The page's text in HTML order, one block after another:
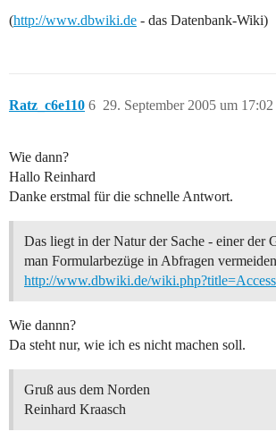
(http://www.dbwiki.de - das Datenbank-Wiki)
Ratz_c6e110 29. September 2005 um 17:02
6
Wie dann?
Hallo Reinhard
Danke erstmal für die schnelle Antwort.
Das liegt in der Natur der Sache - einer der
man Formularbezüge in Abfragen
http://www.dbwiki.de/
Wie dannn?
Da steht nur, wie ich es nicht machen soll.
Gruß aus dem Norden
Reinhard Kraasch